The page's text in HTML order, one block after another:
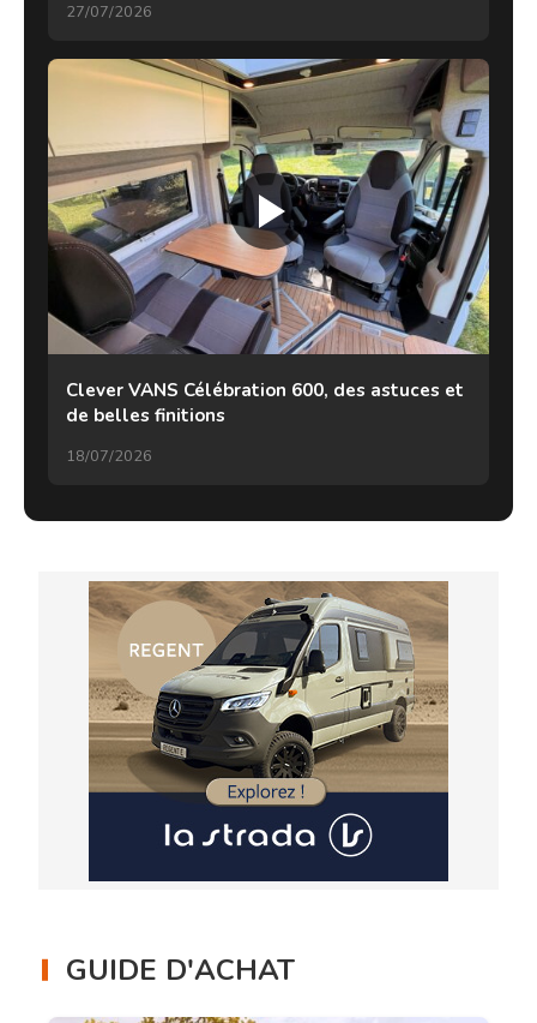
27/07/2026
Clever VANS Célébration 600, des astuces et
de belles finitions
18/07/2026
GUIDE D'ACHAT